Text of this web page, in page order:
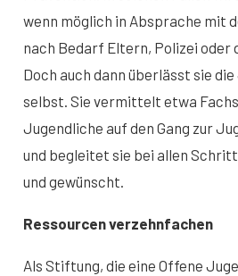
wenn möglich in Absprache mit
nach Bedarf Eltern, Polizei oder
Doch auch dann überlässt sie
selbst. Sie vermittelt etwa
Jugendliche auf den Gang zur
und begleitet sie bei allen
und gewünscht.
Ressourcen verzehnfachen
Als Stiftung, die eine Offene